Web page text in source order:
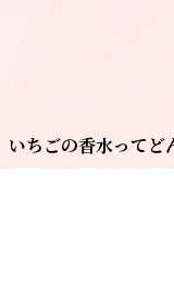
いちごの香水ってど